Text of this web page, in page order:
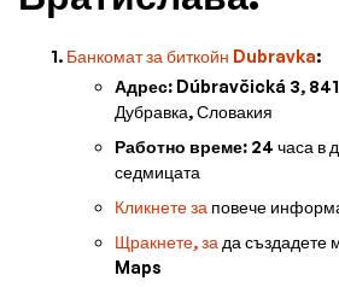
Банкомат за биткойн Dubravka:
Адрес: Dúbravčická 3, 841
Дубравка, Словакия
Работно време: 24 часа в
седмицата
Кликнете за повече
Щракнете, за да
Maps